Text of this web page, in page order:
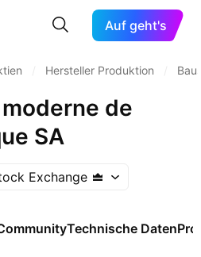
Auf geht's
Hersteller Produktion
de
SA
Exchange
Technische Daten